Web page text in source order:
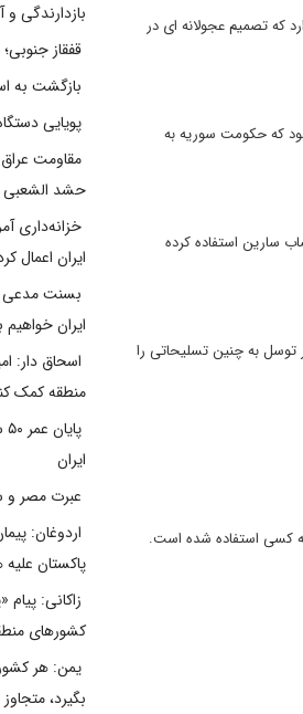
که تصمیم عجولانه ای در
که حکومت سوریه به
سارین استفاده کرده
توسل به چنین تسلیحاتی را
کسی استفاده شده است.
بازدارندگی و
قفقاز
بازگشت به
پویایی
مقاومت
حشد الشعبی
خزانه‌داری
ایران اعمال
بسنت مدعی
ایران خواهیم
اسحاق دار:
منطقه کمک
ایران
عبرت مصر و
اردوغان:
پاکستان
زاکانی:
کشورهای
یمن: هر
بگیرد،